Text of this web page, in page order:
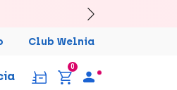
Club Welnia
0